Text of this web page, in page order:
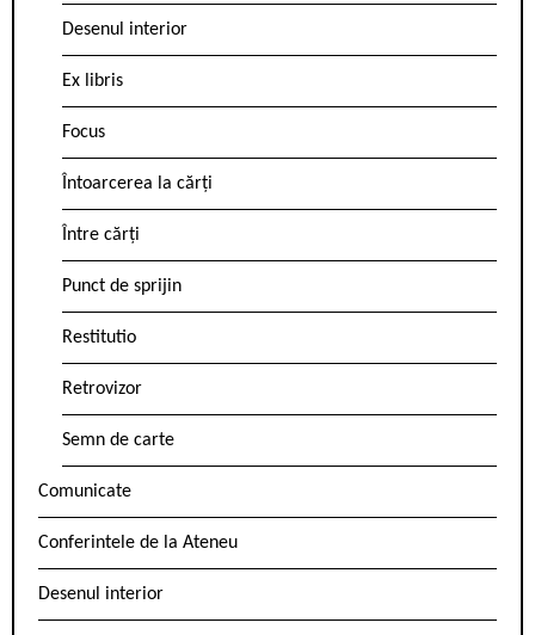
Desenul interior
Ex libris
Focus
Întoarcerea la cărți
Între cărți
Punct de sprijin
Restitutio
Retrovizor
Semn de carte
Comunicate
Conferintele de la Ateneu
Desenul interior